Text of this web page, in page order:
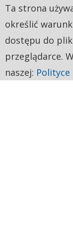
Ta strona
określić
dostępu do
przeglądarce.
naszej: Polityce